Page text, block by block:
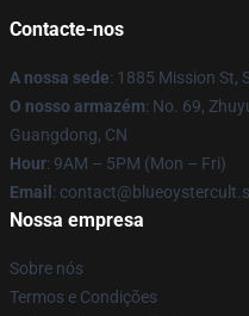
Contacte-nos
A nossa sede: 1885 Mission St,
O nosso armazém: No. 69,
Guangdong, CN
Hour: 9AM – 5PM (Mon – Fri)
Email :
Nossa empresa
Sobre nós
Termos e Condições